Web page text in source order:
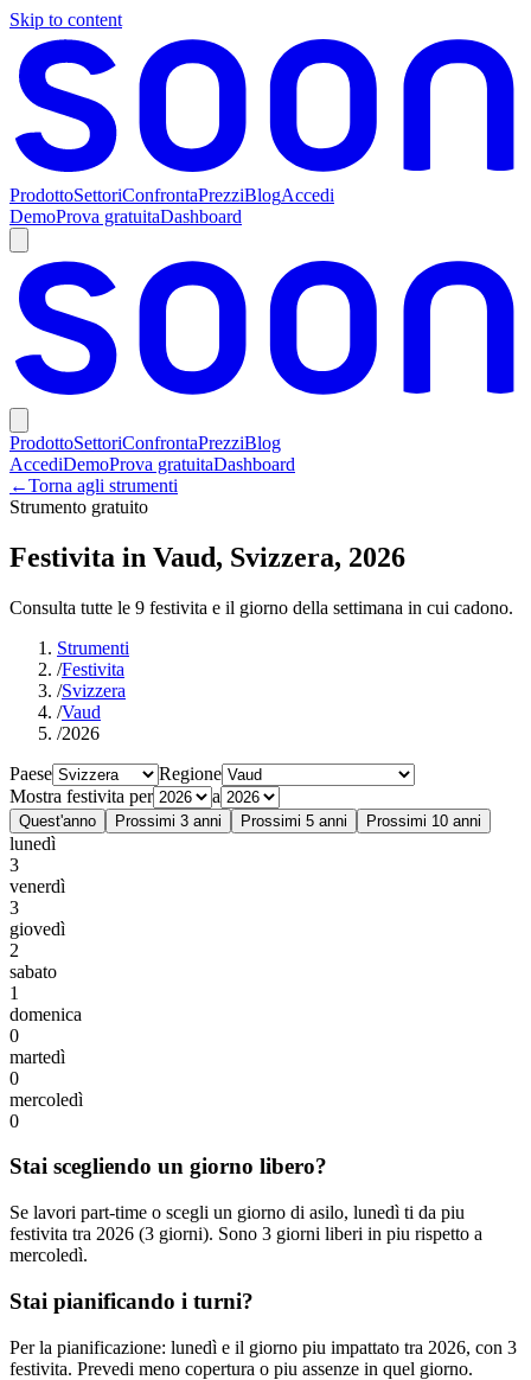
Skip to content
ProdottoSettoriConfrontaPrezziBlogAccedi
DemoProva gratuitaDashboard
ProdottoSettoriConfrontaPrezziBlog
AccediDemoProva gratuitaDashboard
←Torna agli strumenti
Strumento gratuito
Festivita in Vaud, Svizzera, 2026
Consulta tutte le 9 festivita e il giorno della settimana in cui cadono.
Strumenti
/Festivita
/Svizzera
/Vaud
/2026
Paese
Regione
Mostra festivita per
a
Quest'anno Prossimi 3 anni Prossimi 5 anni Prossimi 10 anni
lunedì
3
venerdì
3
giovedì
2
sabato
1
domenica
0
martedì
0
mercoledì
0
Stai scegliendo un giorno libero?
Se lavori part-time o scegli un giorno di asilo, lunedì ti da piu
festivita tra 2026 (3 giorni). Sono 3 giorni liberi in piu rispetto a
mercoledì.
Stai pianificando i turni?
Per la pianificazione: lunedì e il giorno piu impattato tra 2026, con 3
festivita. Prevedi meno copertura o piu assenze in quel giorno.